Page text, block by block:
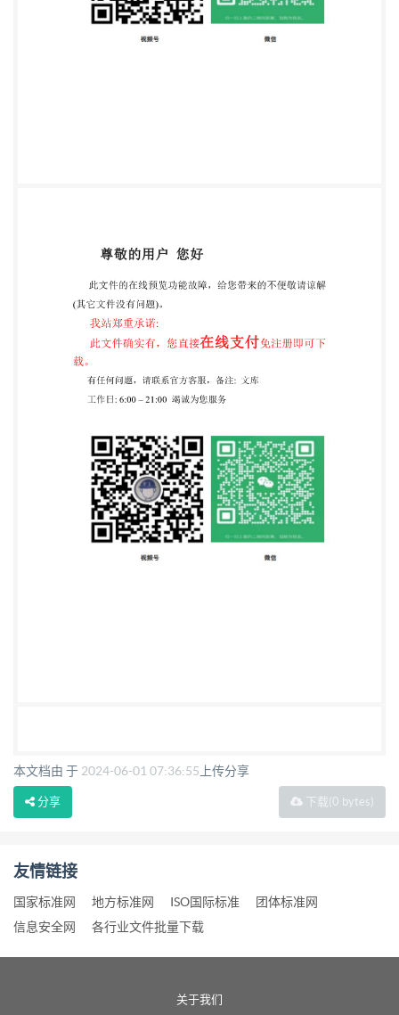
本文档由 于 2024-06-01 07:36:55 上传分享
下载(0 bytes)
分享
友情链接
国家标准网 地方标准网 ISO国际标准
团体标准网
信息安全网
各行业文件批量下载
关于我们